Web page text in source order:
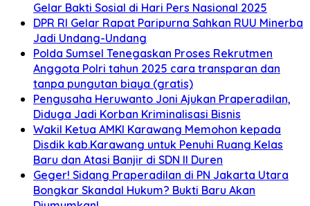
Gelar Bakti Sosial di Hari Pers Nasional 2025
DPR RI Gelar Rapat Paripurna Sahkan RUU Minerba
Jadi Undang-Undang
Polda Sumsel Tenegaskan Proses Rekrutmen
Anggota Polri tahun 2025 cara transparan dan
tanpa pungutan biaya (gratis)
Pengusaha Heruwanto Joni Ajukan Praperadilan,
Diduga Jadi Korban Kriminalisasi Bisnis
Wakil Ketua AMKI Karawang Memohon kepada
Disdik kab.Karawang untuk Penuhi Ruang Kelas
Baru dan Atasi Banjir di SDN II Duren
Geger! Sidang Praperadilan di PN Jakarta Utara
Bongkar Skandal Hukum? Bukti Baru Akan